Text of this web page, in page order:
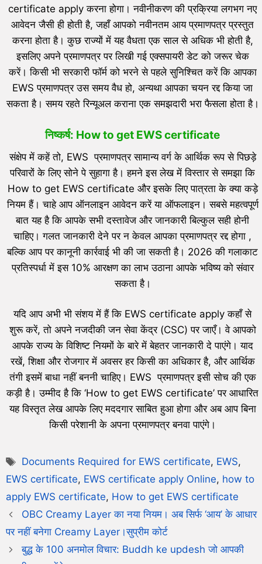
certificate apply करना होगा। नवीनीकरण की प्रक्रिया लगभग नए
आवेदन जैसी ही होती है, जहाँ आपको नवीनतम आय प्रमाणपत्र प्रस्तुत
करना होता है। कुछ राज्यों में यह वैधता एक साल से अधिक भी होती है,
इसलिए अपने प्रमाणपत्र पर लिखी गई एक्सपायरी डेट को जरूर चेक
करें। किसी भी सरकारी फॉर्म को भरने से पहले सुनिश्चित करें कि आपका
EWS प्रमाणपत्र उस समय वैध हो, अन्यथा आपका चयन रद्द किया जा
सकता है। समय रहते रिन्यूअल कराना एक समझदारी भरा फैसला होता है।
निष्कर्ष: How to get EWS certificate
संक्षेप में कहें तो, EWS प्रमाणपत्र सामान्य वर्ग के आर्थिक रूप से पिछड़े
परिवारों के लिए सोने पे सुहागा है। हमने इस लेख में विस्तार से समझा कि
How to get EWS certificate और इसके लिए पात्रता के क्या कड़े
नियम हैं। चाहे आप ऑनलाइन आवेदन करें या ऑफलाइन। सबसे महत्वपूर्ण
बात यह है कि आपके सभी दस्तावेज और जानकारी बिल्कुल सही होनी
चाहिए। गलत जानकारी देने पर न केवल आपका प्रमाणपत्र रद्द होगा ,
बल्कि आप पर कानूनी कार्रवाई भी की जा सकती है। 2026 की गलाकाट
प्रतिस्पर्धा में इस 10% आरक्षण का लाभ उठाना आपके भविष्य को संवार
सकता है।
यदि आप अभी भी संशय में हैं कि EWS certificate apply कहाँ से
शुरू करें, तो अपने नजदीकी जन सेवा केंद्र (CSC) पर जाएँ। वे आपको
आपके राज्य के विशिष्ट नियमों के बारे में बेहतर जानकारी दे पाएंगे। याद
रखें, शिक्षा और रोजगार में अवसर हर किसी का अधिकार है, और आर्थिक
तंगी इसमें बाधा नहीं बननी चाहिए। EWS प्रमाणपत्र इसी सोच की एक
कड़ी है। उम्मीद है कि ‘How to get EWS certificate’ पर आधारित
यह विस्तृत लेख आपके लिए मददगार साबित हुआ होगा और अब आप बिना
किसी परेशानी के अपना प्रमाणपत्र बनवा पाएंगे।
Documents Required for EWS certificate, EWS,
EWS certificate, EWS certificate apply Online, how to
apply EWS certificate, How to get EWS certificate
OBC Creamy Layer का नया नियम। अब सिर्फ ‘आय’ के आधार
पर नहीं बनेगा Creamy Layer।सुप्रीम कोर्ट
बुद्ध के 100 अनमोल विचार: Buddh ke updesh जो आपकी